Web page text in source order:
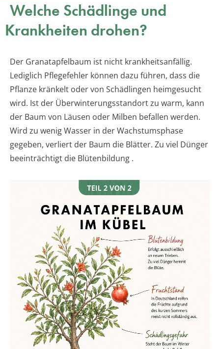
Welche Schädlinge und
Krankheiten drohen?
Der Granatapfelbaum ist nicht krankheitsanfällig.
Lediglich Pflegefehler können dazu führen, dass die
Pflanze kränkelt oder von Schädlingen heimgesucht
wird. Ist der Überwinterungsstandort zu warm, kann
der Baum von Läusen oder Milben befallen werden.
Wird zu wenig Wasser in der Wachstumsphase
gegeben, verliert der Baum die Blätter. Zu viel Dünger
beeinträchtigt die Blütenbildung .